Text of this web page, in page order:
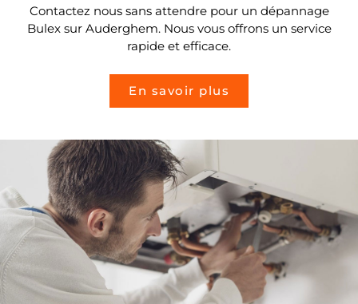
Contactez nous sans attendre pour un dépannage
Bulex sur Auderghem. Nous vous offrons un service
rapide et efficace.
En savoir plus